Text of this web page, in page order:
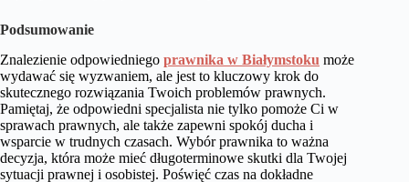
Podsumowanie
Znalezienie odpowiedniego prawnika w Białymstoku może
wydawać się wyzwaniem, ale jest to kluczowy krok do
skutecznego rozwiązania Twoich problemów prawnych.
Pamiętaj, że odpowiedni specjalista nie tylko pomoże Ci w
sprawach prawnych, ale także zapewni spokój ducha i
wsparcie w trudnych czasach. Wybór prawnika to ważna
decyzja, która może mieć długoterminowe skutki dla Twojej
sytuacji prawnej i osobistej. Poświęć czas na dokładne